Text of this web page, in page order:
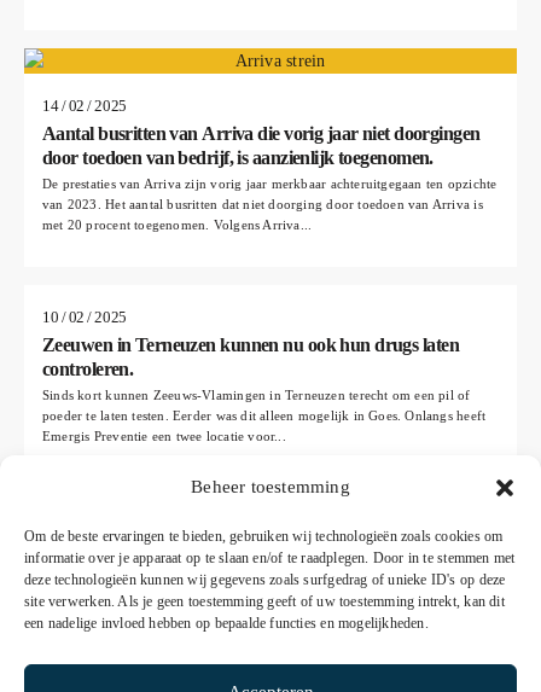
Beheer toestemming
Om de beste ervaringen te bieden, gebruiken wij technologieën zoals cookies om
informatie over je apparaat op te slaan en/of te raadplegen. Door in te stemmen met
deze technologieën kunnen wij gegevens zoals surfgedrag of unieke ID's op deze
site verwerken. Als je geen toestemming geeft of uw toestemming intrekt, kan dit
een nadelige invloed hebben op bepaalde functies en mogelijkheden.
14 / 02 / 2025
Aantal busritten van Arriva die vorig jaar niet doorgingen
door toedoen van bedrijf, is aanzienlijk toegenomen.
De prestaties van Arriva zijn vorig jaar merkbaar achteruitgegaan ten opzichte
van 2023. Het aantal busritten dat niet doorging door toedoen van Arriva is
met 20 procent toegenomen. Volgens Arriva...
10 / 02 / 2025
Zeeuwen in Terneuzen kunnen nu ook hun drugs laten
controleren.
Sinds kort kunnen Zeeuws-Vlamingen in Terneuzen terecht om een pil of
poeder te laten testen. Eerder was dit alleen mogelijk in Goes. Onlangs heeft
Emergis Preventie een twee locatie voor...